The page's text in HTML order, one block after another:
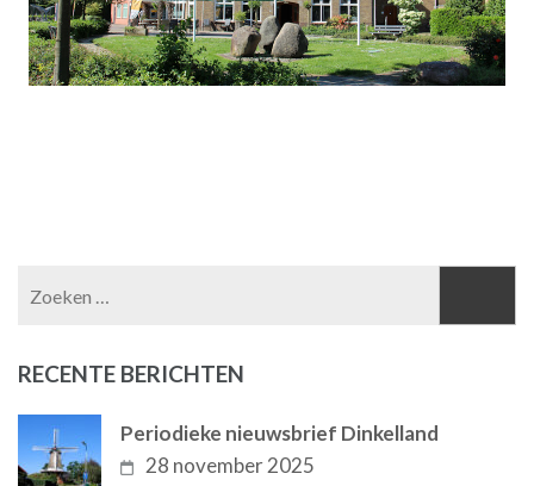
RECENTE BERICHTEN
Periodieke nieuwsbrief Dinkelland
28 november 2025